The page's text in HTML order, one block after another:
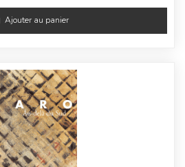
Ajouter au panier